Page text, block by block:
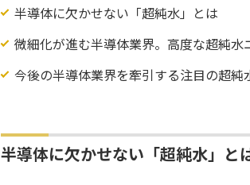
半導体に欠かせない「超純水」とは
微細化が進む半導体業界。高度な超純水
今後の半導体業界を牽引する注目の超純
半導体に欠かせない「超純水」と